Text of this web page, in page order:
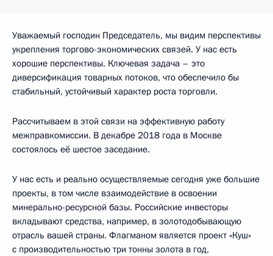
Уважаемый господин Председатель, мы видим перспективы
укрепления торгово-экономических связей. У нас есть
хорошие перспективы. Ключевая задача – это
диверсификация товарных потоков, что обеспечило бы
стабильный, устойчивый характер роста торговли.
Рассчитываем в этой связи на эффективную работу
межправкомиссии. В декабре 2018 года в Москве
состоялось её шестое заседание.
У нас есть и реально осуществляемые сегодня уже большие
проекты, в том числе взаимодействие в освоении
минерально-ресурсной базы. Российские инвесторы
вкладывают средства, например, в золотодобывающую
отрасль вашей страны. Флагманом является проект «Куш»
с производительностью три тонны золота в год,